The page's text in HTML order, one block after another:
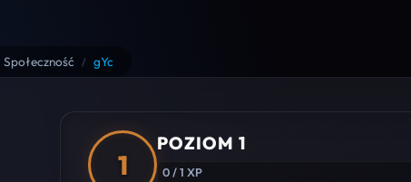
Społeczność / gYc
1
POZIOM 1
0 / 1 XP